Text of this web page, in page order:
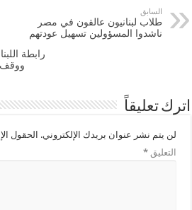
السابق
طلاب لبنانيون عالقون في مصر
ناشدوا المسؤولين تسهيل عودتهم
رابطة
ووقف
اترك تعليقاً
لن يتم نشر عنوان بريدك الإلكتروني. الحقول
التعليق*